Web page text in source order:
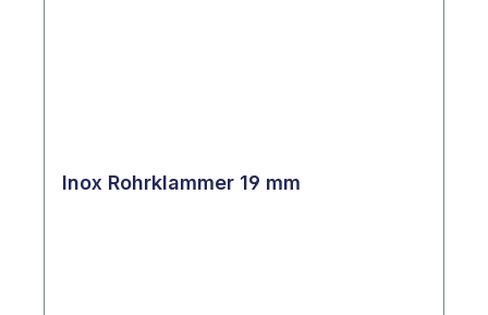
Inox Rohrklammer 19 mm